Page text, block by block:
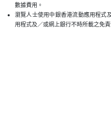
數據費用。
瀏覽人士使用中銀香港流動應用程式
用程式及／或網上銀行不時所載之免